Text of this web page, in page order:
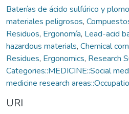
Baterías de ácido sulfúrico y plomo
materiales peligrosos,
Residuos, Ergonomía, Lead-acid
hazardous materials, Chemical
Residues, Ergonomics, Research
Categories::MEDICINE::Social
medicine research
URI